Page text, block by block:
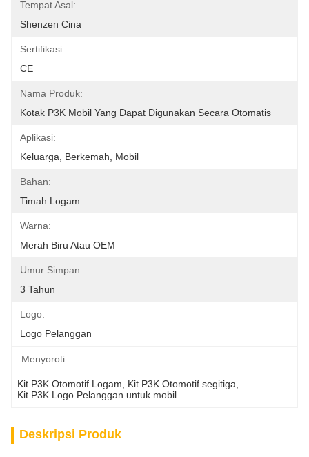
Tempat Asal:
Shenzen Cina
Sertifikasi:
CE
Nama Produk:
Kotak P3K Mobil Yang Dapat Digunakan Secara Otomatis
Aplikasi:
Keluarga, Berkemah, Mobil
Bahan:
Timah Logam
Warna:
Merah Biru Atau OEM
Umur Simpan:
3 Tahun
Logo:
Logo Pelanggan
Menyoroti:
Kit P3K Otomotif Logam Kit P3K Otomotif segitiga
Kit P3K Logo Pelanggan untuk mobil
Deskripsi Produk